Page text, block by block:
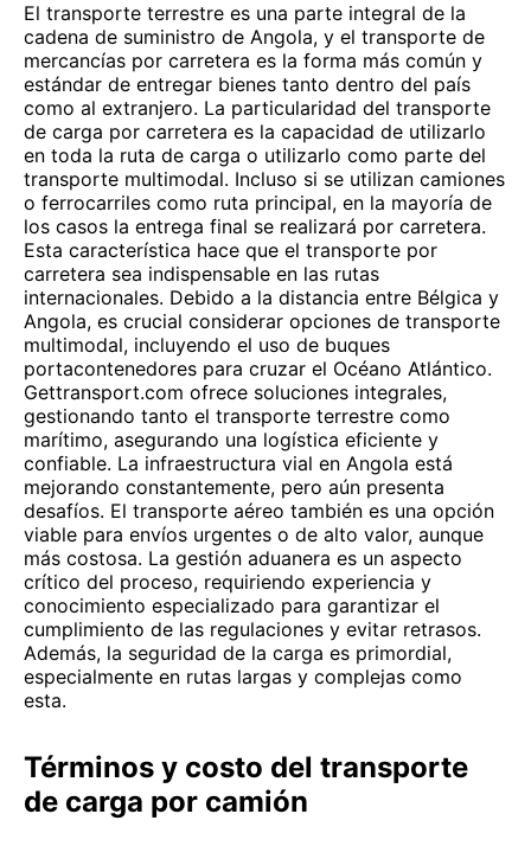
El transporte terrestre es una parte integral de la
cadena de suministro de Angola, y el transporte de
mercancías por carretera es la forma más común y
estándar de entregar bienes tanto dentro del país
como al extranjero. La particularidad del transporte
de carga por carretera es la capacidad de utilizarlo
en toda la ruta de carga o utilizarlo como parte del
transporte multimodal. Incluso si se utilizan camiones
o ferrocarriles como ruta principal, en la mayoría de
los casos la entrega final se realizará por carretera.
Esta característica hace que el transporte por
carretera sea indispensable en las rutas
internacionales. Debido a la distancia entre Bélgica y
Angola, es crucial considerar opciones de transporte
multimodal, incluyendo el uso de buques
portacontenedores para cruzar el Océano Atlántico.
Gettransport.com ofrece soluciones integrales,
gestionando tanto el transporte terrestre como
marítimo, asegurando una logística eficiente y
confiable. La infraestructura vial en Angola está
mejorando constantemente, pero aún presenta
desafíos. El transporte aéreo también es una opción
viable para envíos urgentes o de alto valor, aunque
más costosa. La gestión aduanera es un aspecto
crítico del proceso, requiriendo experiencia y
conocimiento especializado para garantizar el
cumplimiento de las regulaciones y evitar retrasos.
Además, la seguridad de la carga es primordial,
especialmente en rutas largas y complejas como
esta.
Términos y costo del transporte
de carga por camión